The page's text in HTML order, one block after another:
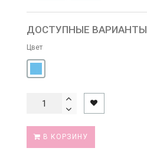
ДОСТУПНЫЕ ВАРИАНТЫ
Цвет
В КОРЗИНУ